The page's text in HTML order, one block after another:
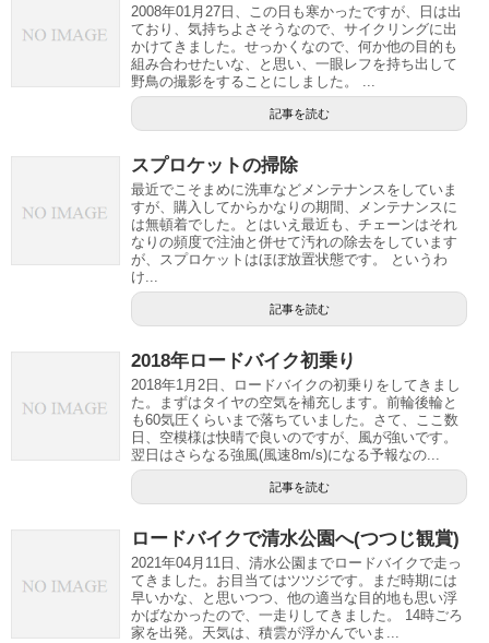
2008年01月27日、この日も寒かったですが、日は出
ており、気持ちよさそうなので、サイクリングに出
かけてきました。せっかくなので、何か他の目的も
組み合わせたいな、と思い、一眼レフを持ち出して
野鳥の撮影をすることにしました。 ...
記事を読む
スプロケットの掃除
最近でこそまめに洗車などメンテナンスをしていま
すが、購入してからかなりの期間、メンテナンスに
は無頓着でした。とはいえ最近も、チェーンはそれ
なりの頻度で注油と併せて汚れの除去をしています
が、スプロケットはほぼ放置状態です。 というわ
け...
記事を読む
2018年ロードバイク初乗り
2018年1月2日、ロードバイクの初乗りをしてきまし
た。まずはタイヤの空気を補充します。前輪後輪と
も60気圧くらいまで落ちていました。さて、ここ数
日、空模様は快晴で良いのですが、風が強いです。
翌日はさらなる強風(風速8m/s)になる予報なの...
記事を読む
ロードバイクで清水公園へ(つつじ観賞)
2021年04月11日、清水公園までロードバイクで走っ
てきました。お目当てはツツジです。まだ時期には
早いかな、と思いつつ、他の適当な目的地も思い浮
かばなかったので、一走りしてきました。 14時ごろ
家を出発。天気は、積雲が浮かんでいま...